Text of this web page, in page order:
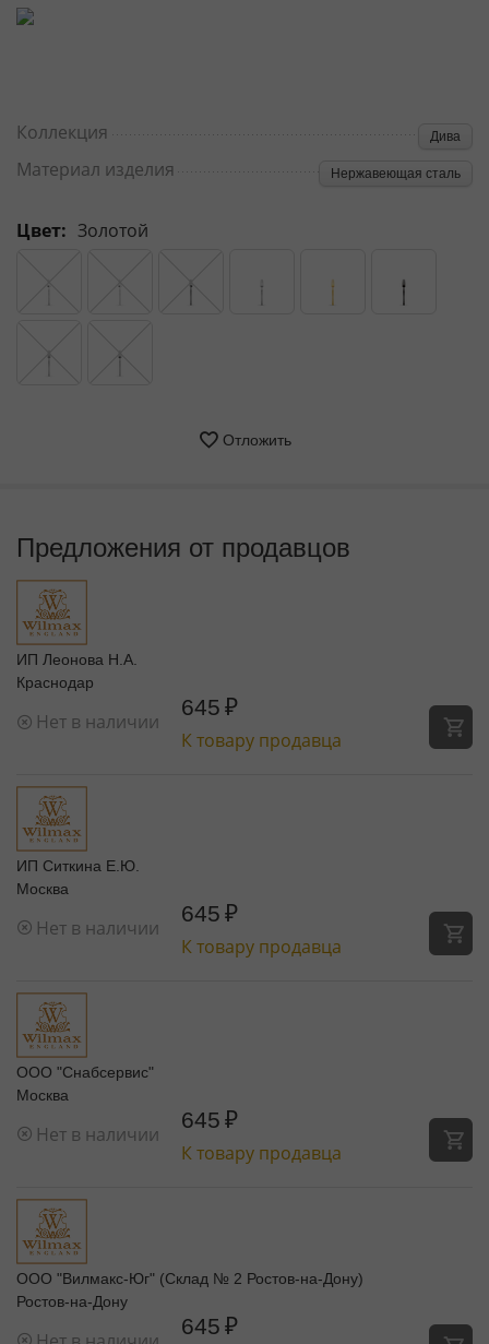
Коллекция Дива
Материал изделия Нержавеющая сталь
Цвет: Золотой
Отложить
Предложения от продавцов
ИП Леонова Н.А.
Краснодар
Нет в наличии
645 ₽
К товару продавца
ИП Ситкина Е.Ю.
Москва
Нет в наличии
645 ₽
К товару продавца
ООО "Снабсервис"
Москва
Нет в наличии
645 ₽
К товару продавца
ООО "Вилмакс-Юг" (Склад № 2 Ростов-на-Дону)
Ростов-на-Дону
645 ₽